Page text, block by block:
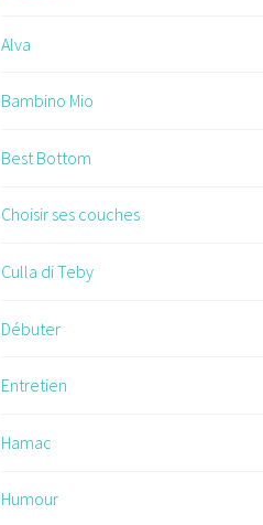
Alva
Bambino Mio
Best Bottom
Choisir ses couches
Culla di Teby
Débuter
Entretien
Hamac
Humour